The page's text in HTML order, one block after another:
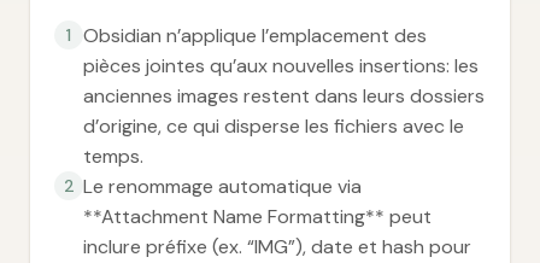
1
Obsidian n’applique l’emplacement des
pièces jointes qu’aux nouvelles insertions: les
anciennes images restent dans leurs dossiers
d’origine, ce qui disperse les fichiers avec le
temps.
2 Le renommage automatique via
**Attachment Name Formatting** peut
inclure préfixe (ex. “IMG”), date et hash pour